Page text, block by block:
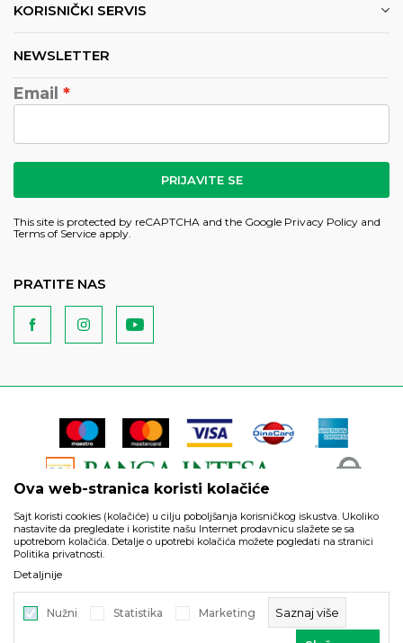
KORISNIČKI SERVIS
NEWSLETTER
Email
PRIJAVITE SE
This site is protected by reCAPTCHA and the Google Privacy Policy and
Terms of Service apply.
PRATITE NAS
artikli prikazani na sajtu su deo naše ponude i ne podrazumeva
da su dostupni u svakom trenutku.
, IzradaNB SOFT. Sva prava
Ova web-stranica koristi kolačiće
Sajt koristi cookies (kolačiće) u cilju poboljšanja korisničkog iskustva. Ukoliko
nastavite da pregledate i koristite našu Internet prodavnicu slažete se sa
upotrebom kolačića. Detalje o upotrebi kolačića možete pogledati na stranici
Politika privatnosti.
Detaljnije
Nužni Statistika Marketing Saznaj više